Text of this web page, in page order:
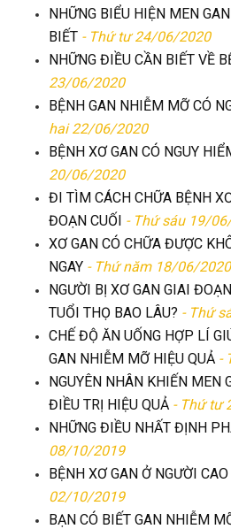
NHỮNG BIỂU HIỆN MEN
BIẾT - Thứ tư 24/06/2020
NHỮNG ĐIỀU CẦN BIẾT VỀ
23/06/2020
BỆNH GAN NHIỄM MỠ CÓ
hai 22/06/2020
BỆNH XƠ GAN CÓ NGUY
20/06/2020
ĐI TÌM CÁCH CHỮA BỆNH
ĐOẠN CUỐI - Thứ sáu 19/
XƠ GAN CÓ CHỮA ĐƯỢC
NGAY - Thứ năm 18/06/2020
NGƯỜI BỊ XƠ GAN GIAI
TUỔI THỌ BAO LÂU? - Thứ
CHẾ ĐỘ ĂN UỐNG HỢP LÍ
GAN NHIỄM MỠ HIỆU QUẢ -
NGUYÊN NHÂN KHIẾN MEN
ĐIỀU TRỊ HIỆU QUẢ - Thứ tư
NHỮNG ĐIỀU NHẤT ĐỊNH
08/10/2019
BỆNH XƠ GAN Ở NGƯỜI
02/10/2019
BẠN CÓ BIẾT GAN NHIỄM